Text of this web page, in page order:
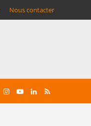
Nous contacter